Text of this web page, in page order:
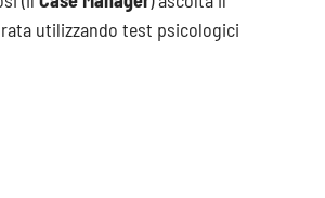
utilizzando test psicologici